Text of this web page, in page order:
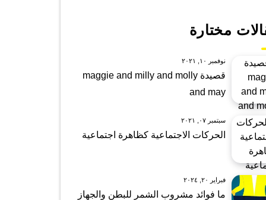
مختارة
نوفمبر ١٠, ٢٠٢١
قصيدة maggie and milly and molly
and may
سبتمبر ٠٧, ٢٠٢١
الحركات الاجتماعية كظاهرة اجتماعية
فبراير ٢٠, ٢٠٢٤
ما فوائد مشروب الشمر للبطن والجهاز